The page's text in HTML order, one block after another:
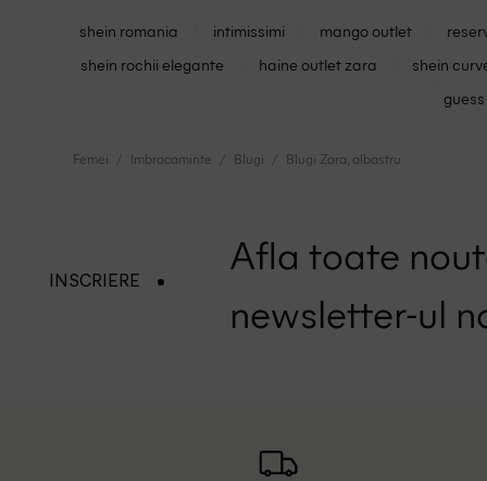
shein romania intimissimi mango outlet
shein rochii elegante
haine outlet zara
shein
Femei Imbracaminte Blugi Blugi Zara, albastru
INSCRIERE
Afla toate
newsletter-ul